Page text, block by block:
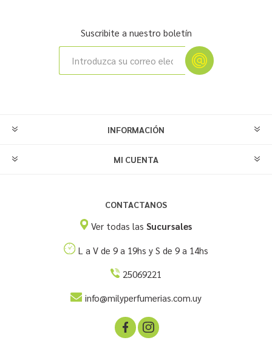
Suscribite a nuestro boletín
INFORMACIÓN
MI CUENTA
CONTACTANOS
Ver todas lasSucursales
L a V de 9 a 19hs y S de 9 a 14hs
25069221
info@milyperfumerias.com.uy